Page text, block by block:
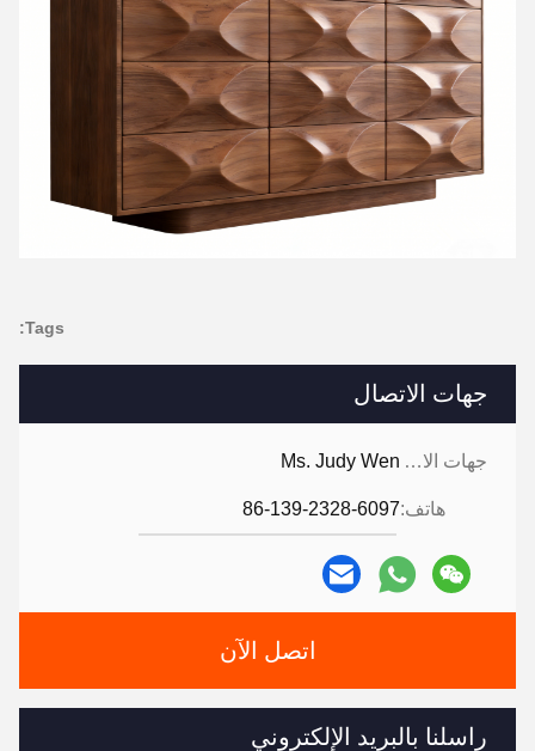
جهات الاتصال
جهات الاتصال: Ms. Judy Wen
هاتف:86-139-2328-6097
اتصل الآن
راسلنا بالبريد الإلكتروني
Tags: